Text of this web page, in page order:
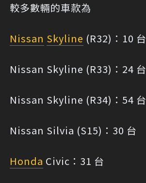
較多數輛的車款為
Nissan Skyline (R32)：10 台
Nissan Skyline (R33)：24 台
Nissan Skyline (R34)：54 台
Nissan Silvia (S15)：30 台
Honda Civic：31 台